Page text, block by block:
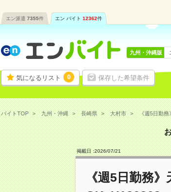
エン派遣 7355件 エン バイト 12362件
気になるリスト 0 保存した希望条件
九州・沖縄版
バイトTOP 九州・沖縄 長崎県 大村市 《週5日勤務
掲載日 :2026/07/21
《週5日勤務